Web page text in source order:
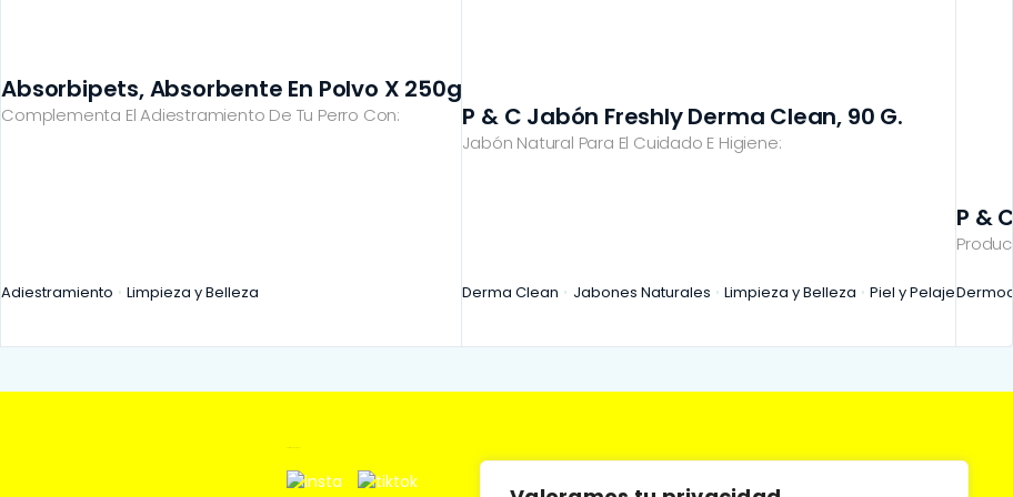
Complementa El Adiestramiento De Tu Perro Con:
Absorbipets, Absorbente En Polvo X 250g
Adiestramiento Limpieza y Belleza
Jabón Natural Para El Cuidado E Higiene:
P & C Jabón Freshly Derma Clean, 90 G.
Derma Clean Jabones Naturales Limpieza y Belleza Piel y Pelaje
P &